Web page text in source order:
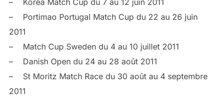
– Portimao Portugal Match Cup du 22 au 26 juin
2011
– Match Cup Sweden du 4 au 10 juillet 2011
– Danish Open du 24 au 28 août 2011
– St Moritz Match Race du 30 août au 4 septembre
2011